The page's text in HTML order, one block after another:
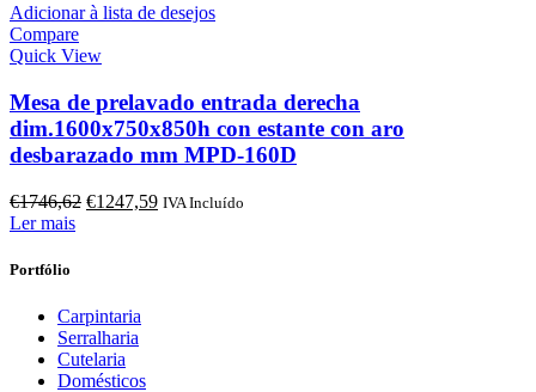
€1746,62.€1247,59.
Adicionar à lista de desejos
Compare
Quick View
Mesa de prelavado entrada derecha
dim.1600x750x850h con estante con aro
desbarazado mm MPD-160D
€1746,62 O
€1247,59OIVA Incluído
Ler mais
Portfólio
Carpintaria
Serralharia
Cutelaria
Domésticos